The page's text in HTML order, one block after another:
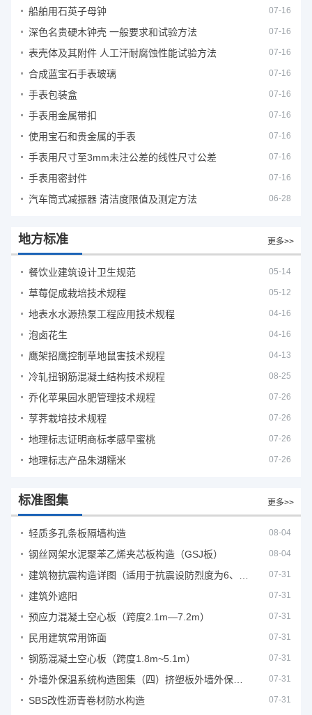
船舶用石英子母钟 07-16
深色名贵硬木钟壳 一般要求和试验方法 07-16
表壳体及其附件 人工汗耐腐蚀性能试验方法 07-16
合成蓝宝石手表玻璃 07-16
手表包装盒 07-16
手表用金属带扣 07-16
使用宝石和贵金属的手表 07-16
手表用尺寸至3mm未注公差的线性尺寸公差 07-16
手表用密封件 07-16
汽车筒式减振器 清洁度限值及测定方法 06-28
地方标准 更多>>
餐饮业建筑设计卫生规范 05-14
草莓促成栽培技术规程 05-12
地表水水源热泵工程应用技术规程 04-16
泡卤花生 04-16
鹰架招鹰控制草地鼠害技术规程 04-13
冷轧扭钢筋混凝土结构技术规程 08-25
乔化苹果园水肥管理技术规程 07-26
莩荠栽培技术规程 07-26
地理标志证明商标孝感早蜜桃 07-26
地理标志产品朱湖糯米 07-26
标准图集 更多>>
轻质多孔条板隔墙构造 08-04
钢丝网架水泥聚苯乙烯夹芯板构造（GSJ板） 08-04
07-31
建筑外遮阳 07-31
预应力混凝土空心板（跨度2.1m—7.2m） 07-31
民用建筑常用饰面 07-31
钢筋混凝土空心板（跨度1.8m~5.1m） 07-31
07-31
SBS改性沥青卷材防水构造 07-31